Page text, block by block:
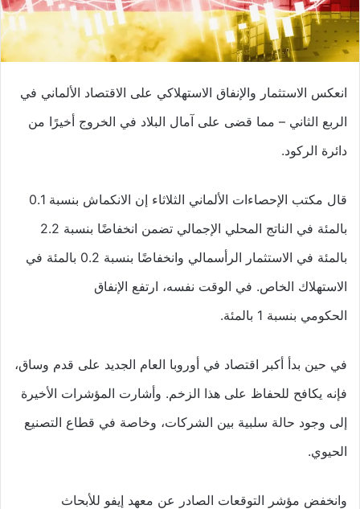
انعكس الاستثمار والإنفاق الاستهلاكي على الاقتصاد الألماني في
الربع الثاني – مما قضى على آمال البلاد في الخروج أخيرًا من
دائرة الركود.
قال مكتب الإحصاءات الألماني الثلاثاء إن الانكماش بنسبة 0.1
بالمئة في الناتج المحلي الإجمالي تضمن انخفاضًا بنسبة 2.2
بالمئة في الاستثمار الرأسمالي وانخفاضًا بنسبة 0.2 بالمئة في
الاستهلاك الخاص. في الوقت نفسه، ارتفع الإنفاق
الحكومي بنسبة 1 بالمئة.
في حين بدأ أكبر اقتصاد في أوروبا العام الجديد على قدم وساق،
فإنه يكافح للحفاظ على هذا الزخم. وأشارت المؤشرات الأخيرة
إلى وجود حالة سلبية بين الشركات، وخاصة في قطاع التصنيع
الحيوي.
وانخفض مؤشر التوقعات الصادر عن معهد إيفو للأبحاث